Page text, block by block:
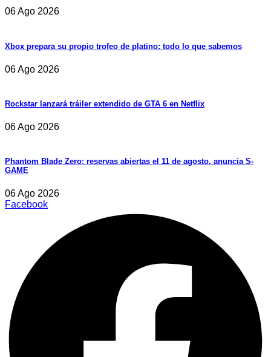
06 Ago 2026
Xbox prepara su propio trofeo de platino: todo lo que sabemos
06 Ago 2026
Rockstar lanzará tráiler extendido de GTA 6 en Netflix
06 Ago 2026
Phantom Blade Zero: reservas abiertas el 11 de agosto, anuncia S-
GAME
06 Ago 2026
Facebook